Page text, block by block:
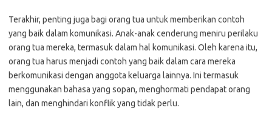
Terakhir, penting juga bagi orang tua untuk memberikan contoh
yang baik dalam komunikasi. Anak-anak cenderung meniru perilaku
orang tua mereka, termasuk dalam hal komunikasi. Oleh karena itu,
orang tua harus menjadi contoh yang baik dalam cara mereka
berkomunikasi dengan anggota keluarga lainnya. Ini termasuk
menggunakan bahasa yang sopan, menghormati pendapat orang
lain, dan menghindari konflik yang tidak perlu.